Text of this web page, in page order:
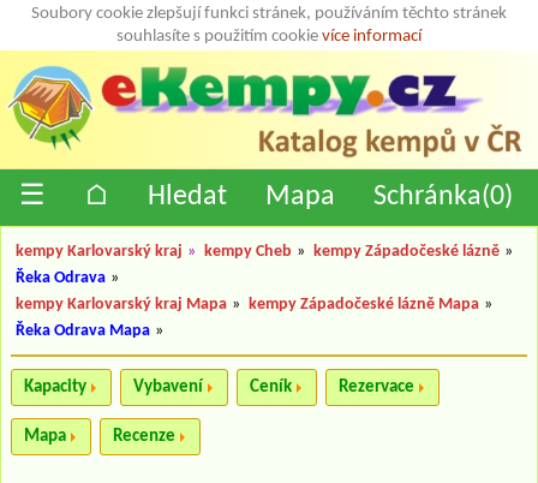
Soubory cookie zlepšují funkci stránek, používáním těchto stránek
souhlasíte s použitím cookie více informací
☰ ⌂ Hledat Mapa Schránka(0)
kempy Karlovarský kraj » kempy Cheb » kempy Západočeské lázně »
Řeka Odrava »
kempy Karlovarský kraj Mapa » kempy Západočeské lázně Mapa »
Řeka Odrava Mapa »
Kapacity Vybavení Ceník Rezervace
Mapa Recenze